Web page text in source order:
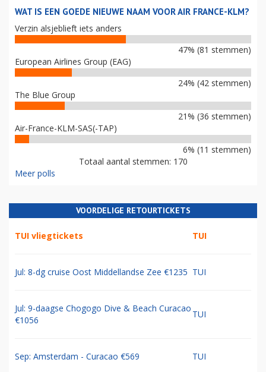
WAT IS EEN GOEDE NIEUWE NAAM VOOR AIR FRANCE-KLM?
Verzin alsjeblieft iets anders
47% (81 stemmen)
European Airlines Group (EAG)
24% (42 stemmen)
The Blue Group
21% (36 stemmen)
Air-France-KLM-SAS(-TAP)
6% (11 stemmen)
Totaal aantal stemmen: 170
Meer polls
VOORDELIGE RETOURTICKETS
TUI vliegtickets TUI
Jul: 8-dg cruise Oost Middellandse Zee €1235 TUI
Jul: 9-daagse Chogogo Dive & Beach Curacao
€1056
TUI
Sep: Amsterdam - Curacao €569 TUI